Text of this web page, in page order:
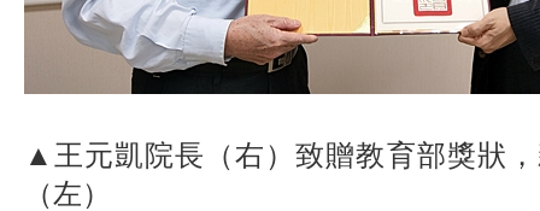
▲王元凱院長（右）致贈教育部獎狀
（左）